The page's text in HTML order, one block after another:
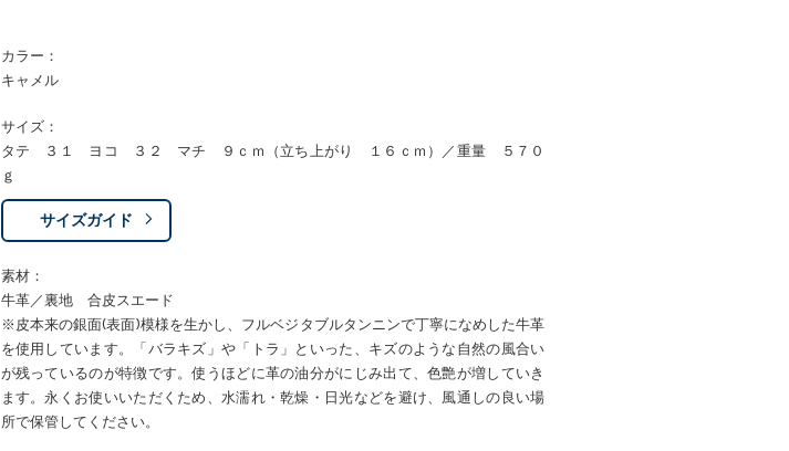
カラー：
キャメル
サイズ：
タテ ３１ ヨコ ３２ マチ ９ｃｍ（立ち上がり １６ｃｍ）／重量 ５７０
ｇ
サイズガイド
素材：
牛革／裏地 合皮スエード
※皮本来の銀面(表面)模様を生かし、フルベジタブルタンニンで丁寧になめした牛革
を使用しています。「バラキズ」や「トラ」といった、キズのような自然の風合い
が残っているのが特徴です。使うほどに革の油分がにじみ出て、色艶が増していき
ます。永くお使いいただくため、水濡れ・乾燥・日光などを避け、風通しの良い場
所で保管してください。